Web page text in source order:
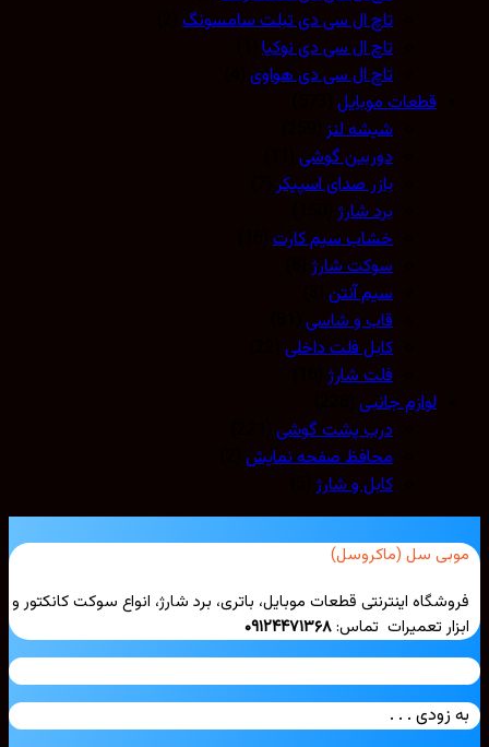
تاچ ال سی دی تبلت سامسونگ(2)
تاچ ال سی دی نوکیا (1)
تاچ ال سی دی هواوی(4)
قطعات موبایل(573)
شیشه لنز(259)
دوربین گوشی(11)
بازر صدای اسپیکر(7)
برد شارژ(150)
خشاب سیم کارت(16)
سوکت شارژ(8)
سیم آنتن(3)
قاب و شاسی(81)
کابل فلت داخلی(22)
فلت شارژ(16)
لوازم جانبی(228)
درب پشت گوشی(221)
محافظ صفحه نمایش(2)
کابل و شارژ(5)
سل (ماکروسل)
اینترنتی قطعات موبایل، باتری، برد شارژ، انواع سوکت کانکتور و
تعمیرات تماس:۰۹۱۲۴۴۷۱۳۶۸
زودی . . .